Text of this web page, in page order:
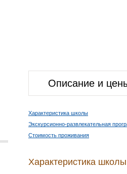
Описание и
Характеристика школы
Экскурсионно-развлекательная
Стоимость проживания
Характеристика школы